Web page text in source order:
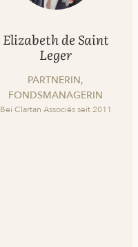
Elizabeth de Saint
Leger
PARTNERIN,
FONDSMANAGERIN
Bei Clartan Associés seit 2011